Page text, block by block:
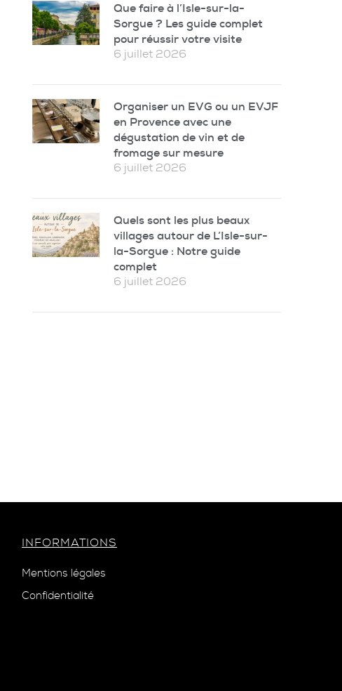
Que faire à l’Isle-sur-la-
Sorgue ? Les guide complet
pour réussir votre visite
6 juillet 2026
Organiser un EVG ou un EVJF
en Provence avec une
dégustation de vin et de
fromage sur mesure
6 juillet 2026
Quels sont les plus beaux
villages autour de L’Isle-sur-
la-Sorgue : Notre guide
complet
6 juillet 2026
INFORMATIONS
Mentions légales
Confidentialité